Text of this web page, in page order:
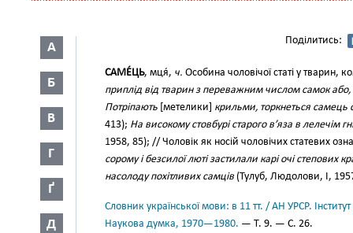
А
Б
В
Г
Ґ
Д
Поділитись:
САМЕ́ЦЬ, мця́, ч. Особина чоловічої статі у тварин,
приплід від тварин з переважним числом самок або,
Потріпають [метелики] крильми, торкнеться самець
413); На високому стовбурі старого в’яза в лелечім
1958, 85); // Чоловік як носій чоловічих статевих
сорому і безсилої люті застилали карі очі степових
насолоду похітливих самців (Тулуб, Людолови, І,
Словник української мови: в 11 тт. / АН УРСР.
Наукова думка, 1970—1980. — Т. 9. — С. 26.